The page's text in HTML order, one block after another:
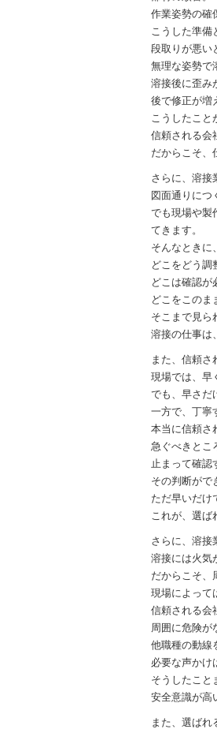
作業姿勢の確
こうした準備
段取りが悪い
無理な姿勢で
溶接後に歪み
後で修正が増
こうしたこと
信頼される会
だからこそ、
さらに、溶接
図面通りにつ
でも現場や製
てきます。
そんなときに
どこをどう調
どこは確認が
どこをこのま
そこまで見ら
溶接の仕事は
また、信頼さ
現場では、早
でも、早さだ
一方で、丁寧
本当に信頼さ
急ぐべきとこ
止まって確認
その判断がで
ただ早いだけ
これが、選ば
さらに、溶接
溶接には火気
だからこそ、
現場によって
信頼される会
周囲に危険が
他職種の動線
必要な声かけ
そうしたこと
安全意識が高
また、選ばれ